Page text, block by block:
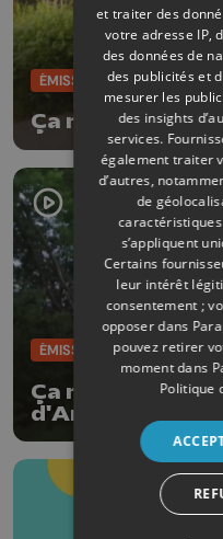
ÉMISSIONS
Ça roule?
ÉMISSIONS
Ça roule? Best
d'Amblève.
et traiter des
votre adresse IP,
des données de
des publicités et
mesurer les
des insights
services.
également traiter
d’autres,
de
caractéristiques
s’appliquent
Certains
leur intérêt
consentement ;
opposer dans
pouvez retirer
moment dans
Politique